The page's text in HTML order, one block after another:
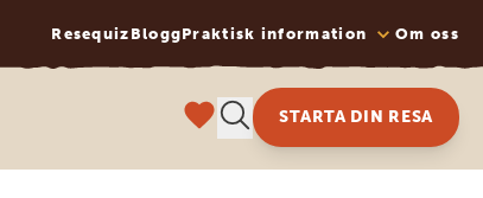
Resequiz BloggPraktisk information Om oss
STARTA DIN RESA